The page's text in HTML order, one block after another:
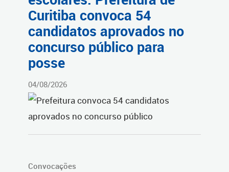
Curitiba convoca 54
candidatos aprovados no
concurso público para
posse
04/08/2026
Convocações